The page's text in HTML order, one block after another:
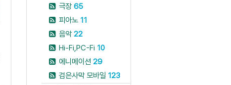
극장65
피아노 11
음악22
Hi-Fi,PC-Fi 10
에니메이션 29
검은사막 모바일 123